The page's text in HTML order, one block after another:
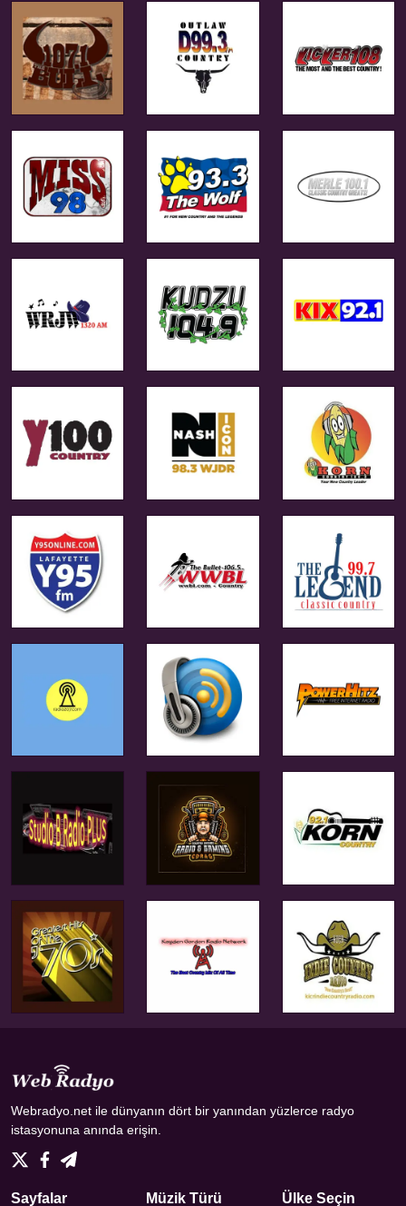
Webradyo.net ile dünyanın dört bir yanından yüzlerce radyo
istasyonuna anında erişin.
Sayfalar Müzik Türü Ülke Seçin